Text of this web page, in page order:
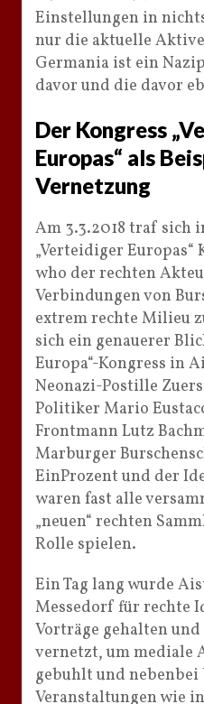
Einstellungen in
nur die aktuelle
Germania ist ein
davor und die davor
Der Kongress
Europas“ als
Vernetzung
Am 3.3.2018 traf sich
„Verteidiger Europas“
who der rechten
Verbindungen von
extrem rechte Milieu
sich ein genauerer
Europa“-Kongress in
Neonazi-Postille
Politiker Mario
Frontmann Lutz
Marburger
EinProzent und der
waren fast alle
„neuen“ rechten
Rolle spielen.
Ein Tag lang wurde
Messedorf für rechte
Vorträge gehalten
vernetzt, um mediale
gebuhlt und nebenbei
Veranstaltungen wie